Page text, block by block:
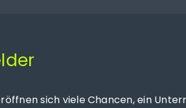
sich viele Chancen, ein